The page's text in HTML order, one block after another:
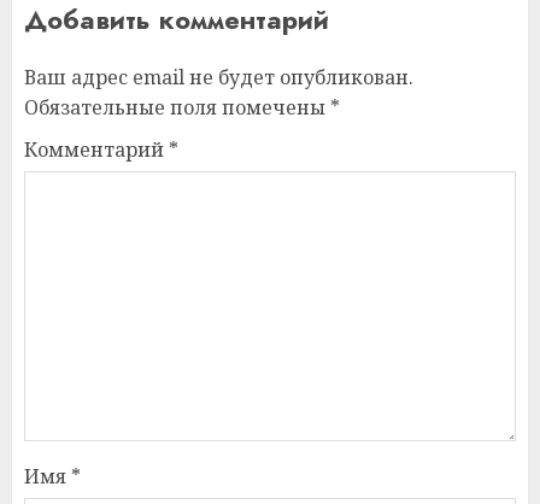
Добавить комментарий
Ваш адрес email не будет опубликован.
Обязательные поля помечены *
Комментарий *
Имя *